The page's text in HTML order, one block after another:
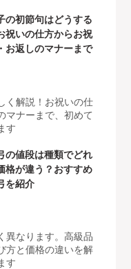
の初節句はどうする
祝いの仕方からお祝
お返しのマナーまで
く解説！お祝いの仕
マナーまで、初めて
す
の値段は種類でどれ
格が違う？おすすめ
を紹介
異なります。高級品
方と価格の違いを解
す